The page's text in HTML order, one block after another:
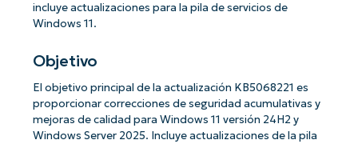
incluye actualizaciones para la pila de servicios de
Windows 11.
Objetivo
El objetivo principal de la actualización KB5068221 es
proporcionar correcciones de seguridad acumulativas y
mejoras de calidad para Windows 11 versión 24H2 y
Windows Server 2025. Incluye actualizaciones de la pila